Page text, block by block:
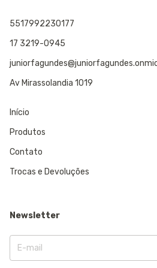
5517992230177
17 3219-0945
Av Mirassolandia 1019
Início
Produtos
Contato
Trocas e Devoluções
Newsletter